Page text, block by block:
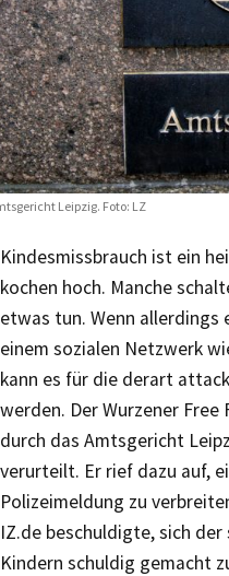
Leipzig. Foto: LZ
Kindesmissbrauch ist ein
kochen hoch. Manche
etwas tun. Wenn
einem sozialen Netzwerk
kann es für die derart
werden. Der Wurzener
durch das Amtsgericht
verurteilt. Er rief dazu auf,
Polizeimeldung zu
IZ.de beschuldigte, sich
Kindern schuldig gemacht